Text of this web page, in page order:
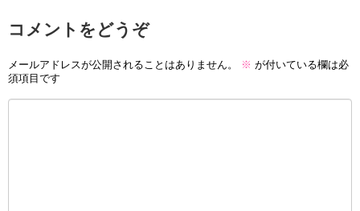
コメントをどうぞ
メールアドレスが公開されることはありません。 ※ が付いている欄は必
須項目です